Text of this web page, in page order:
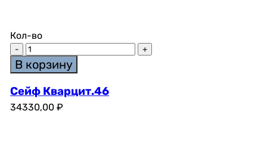
Кол-во
В корзину
Сейф Кварцит.46
34330,00 ₽